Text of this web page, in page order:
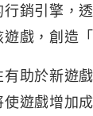
銷引擎，
戲，創造
助於新遊
遊戲增加